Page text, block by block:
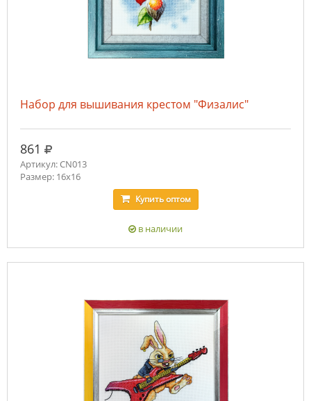
Набор для вышивания крестом "Физалис"
861 руб.
Артикул: CN013
Размер: 16х16
Купитьоптом
в наличии